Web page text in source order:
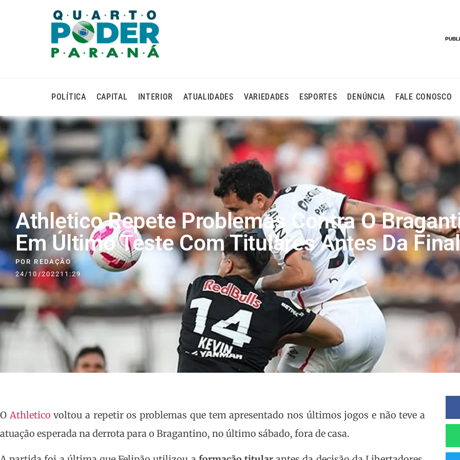
POLÍTICA CAPITAL INTERIOR ATUALIDADES VARIEDADES ESPORTES DENÚNCIA FALE CONOSCO
Athletico Repete Problemas Contra O
Em Último Teste Com Titulares Antes Da Final
POR REDAÇÃO
24/10/202211:29
O Athleticovoltou a repetir os problemas que tem apresentado nos últimos jogos e não teve a
atuação esperada na derrota para o Bragantino, no último sábado, fora de casa.